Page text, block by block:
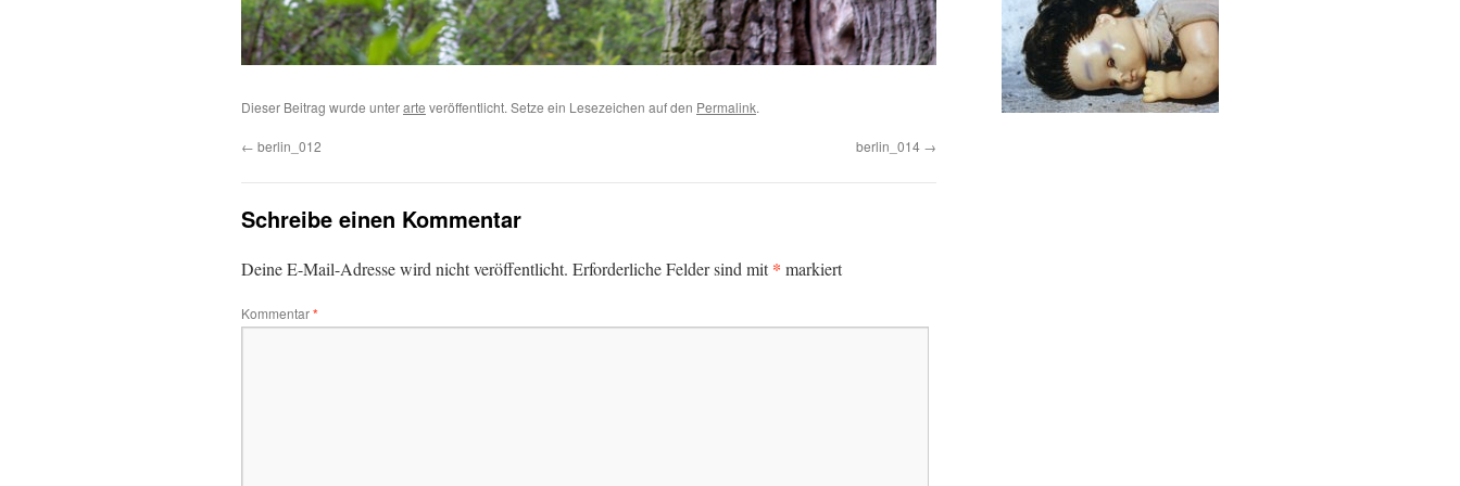
Dieser Beitrag wurde unterarte veröffentlicht. Setze ein Lesezeichen auf den Permalink.
← berlin_012 berlin_014 →
Schreibe einen Kommentar
Deine E-Mail-Adresse wird nicht veröffentlicht. Erforderliche Felder sind mit* markiert
Kommentar*